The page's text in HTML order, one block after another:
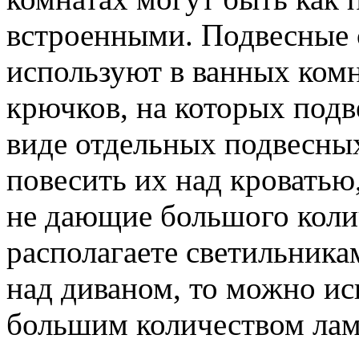
встроенными. Подвесные
используют в ванных
крючков, на которых
виде отдельных
повесить их над
не дающие большого
располагаете
над диваном, то можно
большим количеством